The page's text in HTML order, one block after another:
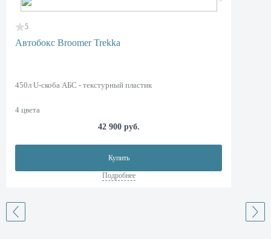
5
Автобокс Broomer Trekka
450л U-скоба АБС - текстурный пластик
4 цвета
42 900 руб.
Купить
Подробнее